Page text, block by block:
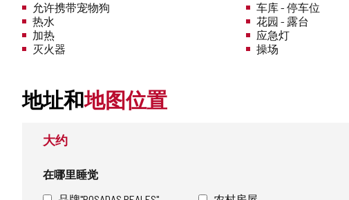
允许携带宠物狗
热水
加热
灭火器
车库 - 停车位
花园 - 露台
应急灯
操场
地址和地图位置
大约
在哪里睡觉